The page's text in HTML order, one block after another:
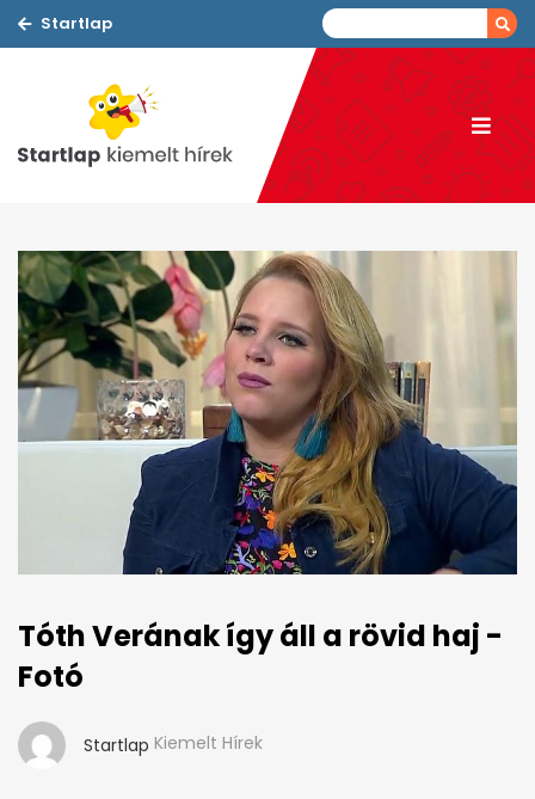
Startlap
Tóth Verának így áll a rövid haj -
Fotó
Startlap Kiemelt Hírek